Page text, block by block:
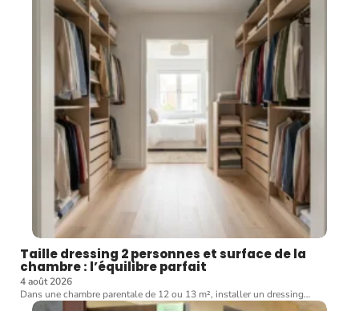
Taille dressing 2 personnes et surface de la
chambre : l’équilibre parfait
4 août 2026
Dans une chambre parentale de 12 ou 13 m², installer un dressing…